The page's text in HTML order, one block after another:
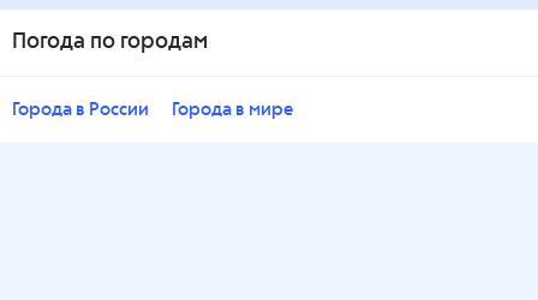
Погода по городам
Города в России Города в мире